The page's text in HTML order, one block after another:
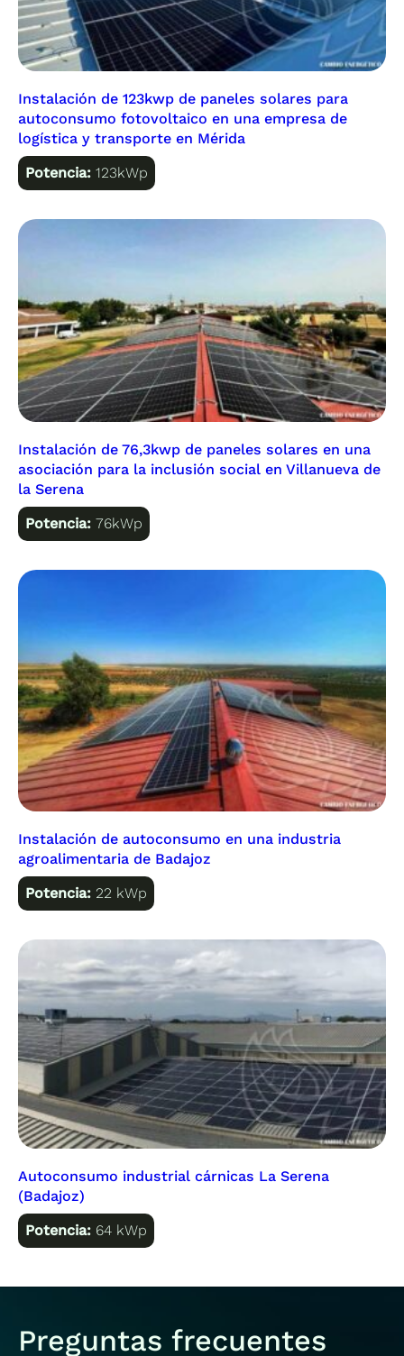
Instalación de 123kwp de paneles solares para
autoconsumo fotovoltaico en una empresa de
logística y transporte en Mérida
Potencia:123kWp
Instalación de 76,3kwp de paneles solares en una
asociación para la inclusión social en Villanueva de
la Serena
Potencia:76kWp
Instalación de autoconsumo en una industria
agroalimentaria de Badajoz
Potencia: 22 kWp
Autoconsumo industrial cárnicas La Serena
(Badajoz)
Potencia: 64 kWp
Preguntas frecuentes